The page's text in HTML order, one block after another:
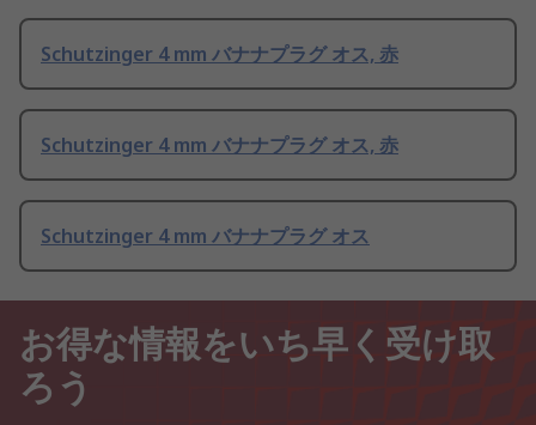
Schutzinger 4 mm バナナプラグ オス, 赤
Schutzinger 4 mm バナナプラグ オス, 赤
Schutzinger 4 mm バナナプラグ オス
お得な情報をいち早く受け取
ろう